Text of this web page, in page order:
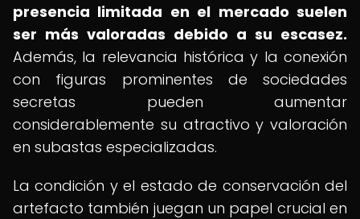
presencia limitada en el mercado suelen
ser más valoradas debido a su escasez.
Además, la relevancia histórica y la conexión
con figuras prominentes de sociedades
secretas pueden aumentar
considerablemente su atractivo y valoración
en subastas especializadas.
La condición y el estado de conservación del
artefacto también juegan un papel crucial en